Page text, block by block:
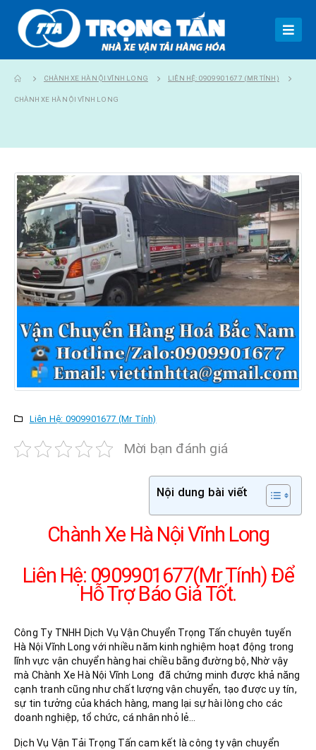
CHÀNH XE HÀ NỘI VĨNH LONG LIÊN HỆ: 0909901677 (MR TÍNH)
CHÀNH XE HÀ NỘI VĨNH LONG
Liên Hệ: 0909901677 (Mr Tính)
Mời bạn đánh giá
Nội dung bài viết
Chành Xe Hà Nội Vĩnh Long
Liên Hệ: 0909901677(Mr Tính) Để
Hỗ Trợ Báo Giá Tốt.
Công Ty TNHH Dịch Vụ Vận Chuyển Trọng Tấn chuyên tuyến
Hà Nội Vĩnh Long với nhiều năm kinh nghiệm hoạt động trong
lĩnh vực vận chuyển hàng hai chiều bằng đường bộ, Nhờ vậy
mà Chành Xe Hà Nội Vĩnh Long đã chứng minh được khả năng
cạnh tranh cũng như chất lượng vận chuyển, tạo được uy tín,
sự tin tưởng của khách hàng, mang lại sự hài lòng cho các
doanh nghiệp, tổ chức, cá nhân nhỏ lẻ…
Dịch Vụ Vận Tải Trọng Tấn cam kết là công ty vận chuyển